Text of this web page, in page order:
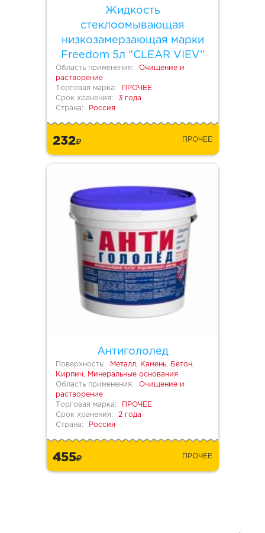
Жидкость
стеклоомывающая
низкозамерзающая марки
Freedom 5л "CLEAR VIEV"
Область применения:
Очищение и
растворение
Торговая марка:
ПРОЧЕЕ
Срок хранения:
3 года
Страна:
Россия
232 ПРОЧЕЕ
Антигололед
Поверхность:
Металл, Камень, Бетон,
Кирпич, Минеральные основания
Область применения:
Очищение и
растворение
Торговая марка:
ПРОЧЕЕ
Срок хранения:
2 года
Страна:
Россия
455 ПРОЧЕЕ